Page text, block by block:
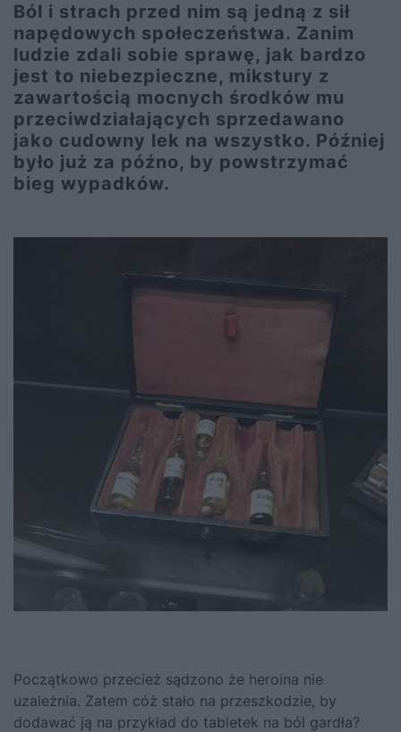
Ból i strach przed nim są jedną z sił
napędowych społeczeństwa. Zanim
ludzie zdali sobie sprawę, jak bardzo
jest to niebezpieczne, mikstury z
zawartością mocnych środków mu
przeciwdziałających sprzedawano
jako cudowny lek na wszystko. Później
było już za późno, by powstrzymać
bieg wypadków.
Początkowo przecież sądzono że heroina nie
uzależnia. Zatem cóż stało na przeszkodzie, by
dodawać ją na przykład do tabletek na ból gardła?